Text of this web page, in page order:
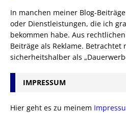
In manchen meiner Blog-
oder Dienstleistungen, die ich
bekommen habe. Aus
Beiträge als Reklame.
sicherheitshalber als
IMPRESSUM
Hier geht es zu meinem